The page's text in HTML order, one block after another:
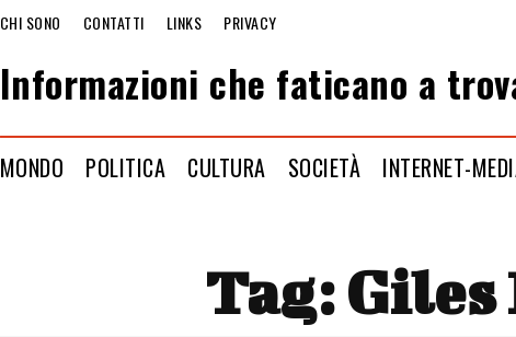
CHI SONO CONTATTI LINKS PRIVACY
Informazioni che faticano a
MONDO POLITICA CULTURA SOCIETÀ INTERNET-
Tag:Giles